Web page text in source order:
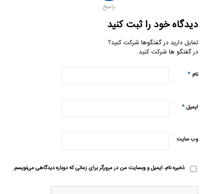
پاسخ
دیدگاه خود را ثبت کنید
تمایل دارید در گفتگوها شرکت کنید؟
در گفتگو ها شرکت کنید.
نام*
ایمیل*
وب‌ سایت
ذخیره نام، ایمیل و وبسایت من در مرورگر برای زمانی که دوباره دیدگاهی می‌نویسم.